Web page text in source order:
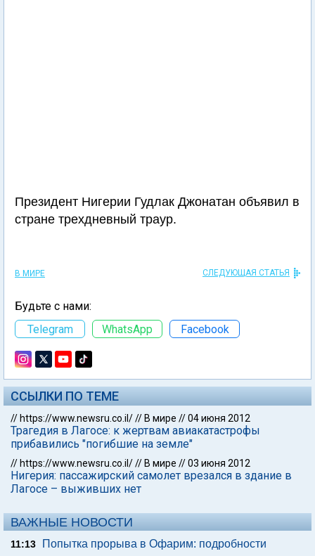
Президент Нигерии Гудлак Джонатан объявил в
стране трехдневный траур.
В МИРЕ СЛЕДУЮЩАЯ СТАТЬЯ
Будьте с нами:
Telegram
WhatsApp Facebook
ССЫЛКИ ПО ТЕМЕ
// https://www.newsru.co.il/// В мире //04 июня 2012
Трагедия в Лагосе: к жертвам авиакатастрофы
прибавились "погибшие на земле"
// https://www.newsru.co.il/// В мире //03 июня 2012
Нигерия: пассажирский самолет врезался в здание в
Лагосе – выживших нет
ВАЖНЫЕ НОВОСТИ
11:13 Попытка прорыва в Офарим: подробности